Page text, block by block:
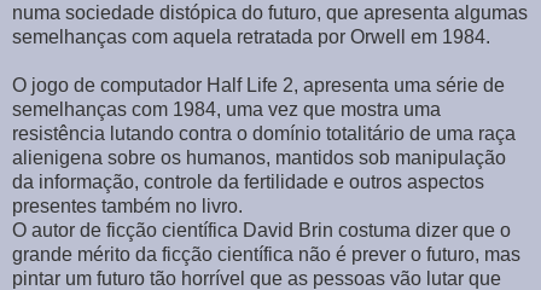
numa sociedade distópica do futuro, que apresenta algumas
semelhanças com aquela retratada por Orwell em 1984.
O jogo de computador Half Life 2, apresenta uma série de
semelhanças com 1984, uma vez que mostra uma
resistência lutando contra o domínio totalitário de uma raça
alienigena sobre os humanos, mantidos sob manipulação
da informação, controle da fertilidade e outros aspectos
presentes também no livro.
O autor de ficção científica David Brin costuma dizer que o
grande mérito da ficção científica não é prever o futuro, mas
pintar um futuro tão horrível que as pessoas vão lutar que